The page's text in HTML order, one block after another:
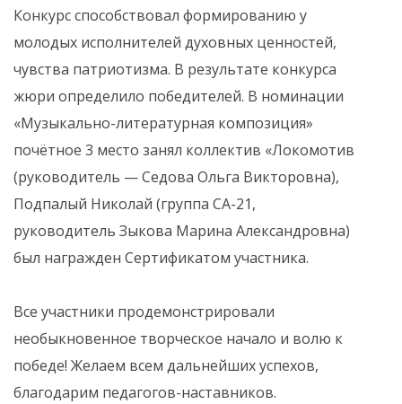
Конкурс способствовал формированию у
молодых исполнителей духовных ценностей,
чувства патриотизма. В результате конкурса
жюри определило победителей. В номинации
«Музыкально-литературная композиция»
почётное 3 место занял коллектив «Локомотив
(руководитель — Седова Ольга Викторовна),
Подпалый Николай (группа СА-21,
руководитель Зыкова Марина Александровна)
был награжден Сертификатом участника.
Все участники продемонстрировали
необыкновенное творческое начало и волю к
победе! Желаем всем дальнейших успехов,
благодарим педагогов-наставников.